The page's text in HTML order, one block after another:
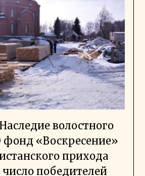
волостного
фонд «Воскресение»
прихода
победителей